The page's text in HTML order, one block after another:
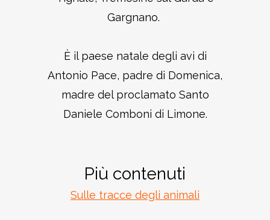
Gargnano.
È il paese natale degli avi di
Antonio Pace, padre di Domenica,
madre del proclamato Santo
Daniele Comboni di Limone.
Più contenuti
Sulle tracce degli animali